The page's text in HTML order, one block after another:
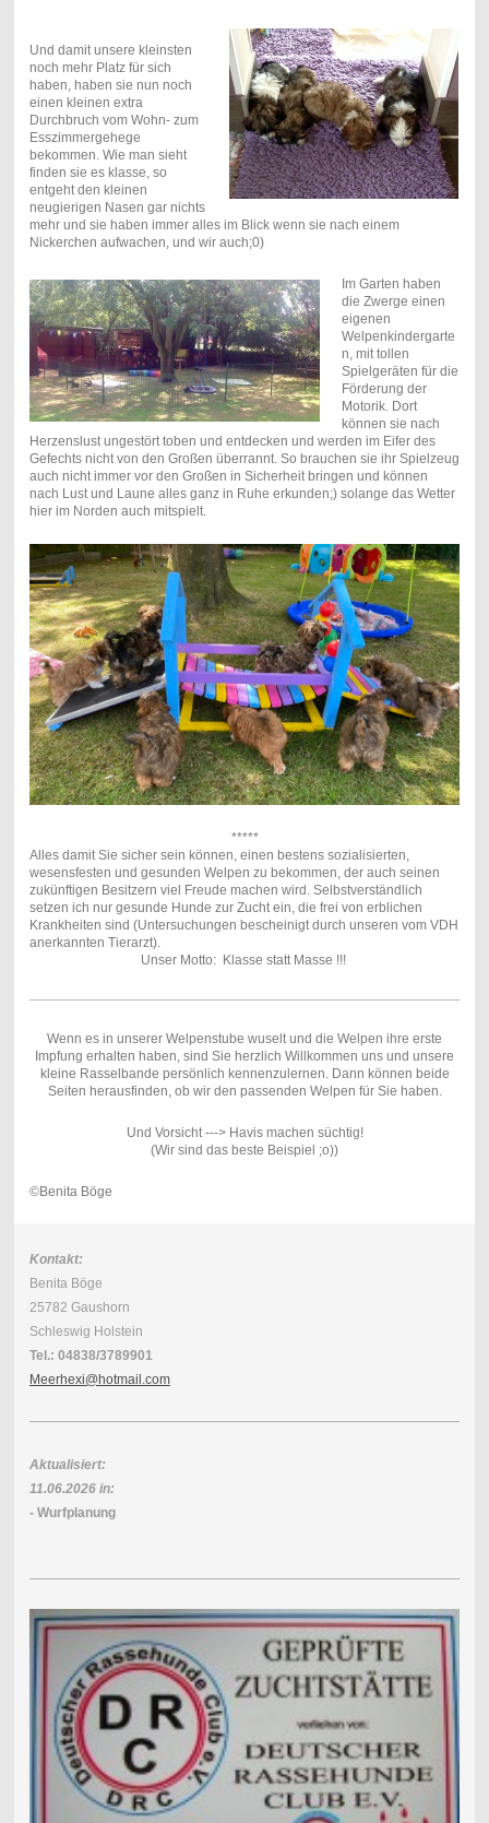
Und damit unsere kleinsten
noch mehr Platz für sich
haben, haben sie nun noch
einen kleinen extra
Durchbruch vom Wohn- zum
Esszimmergehege
bekommen. Wie man sieht
finden sie es klasse, so
entgeht den kleinen
neugierigen Nasen gar nichts
mehr und sie haben immer alles im Blick wenn sie nach einem
Nickerchen aufwachen, und wir auch;0)
Im Garten haben
die Zwerge einen
eigenen
Welpenkindergarte
n, mit tollen
Spielgeräten für die
Förderung der
Motorik. Dort
können sie nach
Herzenslust ungestört toben und entdecken und werden im Eifer des
Gefechts nicht von den Großen überrannt. So brauchen sie ihr Spielzeug
auch nicht immer vor den Großen in Sicherheit bringen und können
nach Lust und Laune alles ganz in Ruhe erkunden;) solange das Wetter
hier im Norden auch mitspielt.
*****
Alles damit Sie sicher sein können, einen bestens sozialisierten,
wesensfesten und gesunden Welpen zu bekommen, der auch seinen
zukünftigen Besitzern viel Freude machen wird. Selbstverständlich
setzen ich nur gesunde Hunde zur Zucht ein, die frei von erblichen
Krankheiten sind (Untersuchungen bescheinigt durch unseren vom VDH
anerkannten Tierarzt).
Unser Motto: Klasse statt Masse !!!
Wenn es in unserer Welpenstube wuselt und die Welpen ihre erste
Impfung erhalten haben, sind Sie herzlich Willkommen uns und unsere
kleine Rasselbande persönlich kennenzulernen. Dann können beide
Seiten herausfinden, ob wir den passenden Welpen für Sie haben.
Und Vorsicht ---> Havis machen süchtig!
(Wir sind das beste Beispiel ;o))
©Benita Böge
Kontakt:
Benita Böge
25782 Gaushorn
Schleswig Holstein
Tel.: 04838/3789901
Meerhexi@hotmail.com
Aktualisiert:
11.06.2026 in:
- Wurfplanung